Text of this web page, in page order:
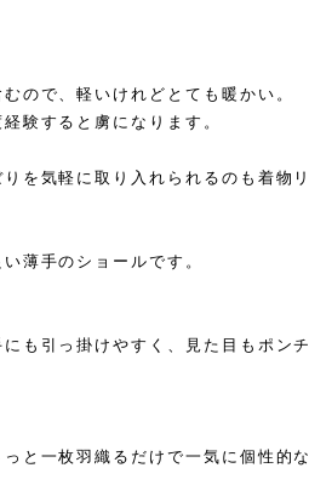
ので、軽いけれどとても暖かい。
験すると虜になります。
を気軽に取り入れられるのも着物リ
薄手のショールです。
も引っ掛けやすく、見た目もポンチ
と一枚羽織るだけで一気に個性的な